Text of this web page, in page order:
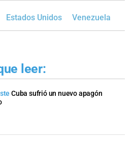
Estados Unidos Venezuela
leer:
Cuba sufrió un nuevo apagón